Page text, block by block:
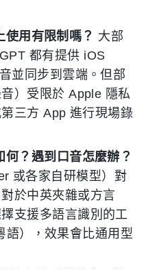
用有限制嗎？ 大部
都有提供 iOS
並同步到雲端。但部
）受限於 Apple 隱私
三方 App 進行現場錄
？遇到口音怎麼辦？
或各家自研模型）對
於中英夾雜或方言
支援多語言識別的工
語），效果會比通用型